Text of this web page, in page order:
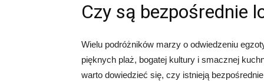
Czy są bezpośrednie
Wielu podróżników marzy o odwiedzeniu
pięknych plaż, bogatej kultury i smacznej
warto dowiedzieć się, czy istnieją